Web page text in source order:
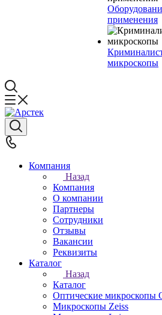
применения
микроскопы
Компания
Назад
Компания
О компании
Партнеры
Сотрудники
Отзывы
Вакансии
Реквизиты
Каталог
Назад
Каталог
Оптические микроскопы
Микроскопы Zeiss